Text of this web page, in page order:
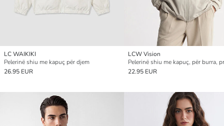
LC WAIKIKI
Pelerinë shiu me kapuç për djem
26.95 EUR
LCW Vision
22.95 EUR